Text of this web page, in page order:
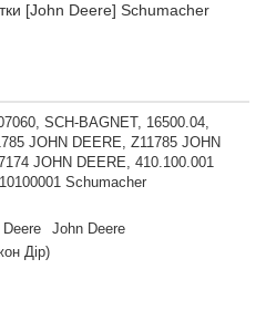
[John Deere] Schumacher
SCH-BAGNET, 16500.04,
JOHN DEERE, Z11785 JOHN
JOHN DEERE, 410.100.001
Schumacher
John Deere
Дір)